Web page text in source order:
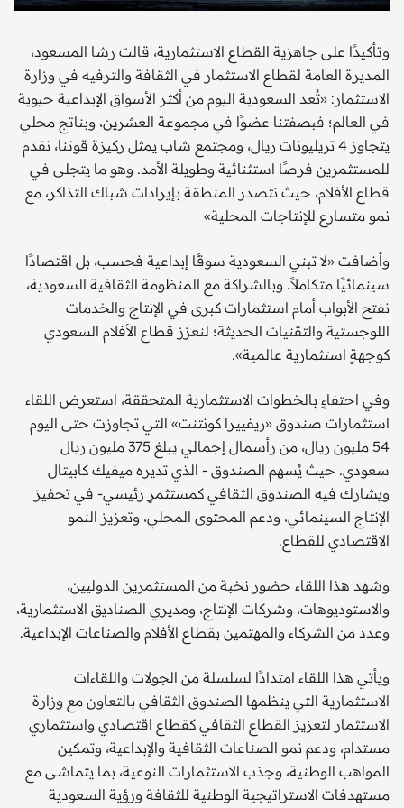
وتأكيدًا على جاهزية القطاع الاستثمارية، قالت رشا المسعود،
المديرة العامة لقطاع الاستثمار في الثقافة والترفيه في وزارة
الاستثمار: «تُعد السعودية اليوم من أكثر الأسواق الإبداعية حيوية
في العالم؛ فبصفتنا عضوًا في مجموعة العشرين، وبناتج محلي
يتجاوز 4 تريليونات ريال، ومجتمع شاب يمثل ركيزة قوتنا، نقدم
للمستثمرين فرصًا استثنائية وطويلة الأمد. وهو ما يتجلى في
قطاع الأفلام، حيث نتصدر المنطقة بإيرادات شباك التذاكر، مع
نمو متسارع للإنتاجات المحلية»
وأضافت «لا تبني السعودية سوقًا إبداعية فحسب، بل اقتصادًا
سينمائيًا متكاملاً. وبالشراكة مع المنظومة الثقافية السعودية،
نفتح الأبواب أمام استثمارات كبرى في الإنتاج والخدمات
اللوجستية والتقنيات الحديثة؛ لنعزز قطاع الأفلام السعودي
كوجهةٍ استثمارية عالمية».
وفي احتفاءٍ بالخطوات الاستثمارية المتحققة، استعرض اللقاء
استثمارات صندوق «ريفييرا كونتنت» التي تجاوزت حتى اليوم
54 مليون ريال، من رأسمال إجمالي يبلغ 375 مليون ريال
سعودي. حيث يُسهم الصندوق - الذي تديره ميفيك كابيتال
ويشارك فيه الصندوق الثقافي كمستثمرٍ رئيسي- في تحفيز
الإنتاج السينمائي، ودعم المحتوى المحلي، وتعزيز النمو
الاقتصادي للقطاع.
وشهد هذا اللقاء حضور نخبة من المستثمرين الدوليين،
والاستوديوهات، وشركات الإنتاج، ومديري الصناديق الاستثمارية،
وعدد من الشركاء والمهتمين بقطاع الأفلام والصناعات الإبداعية.
ويأتي هذا اللقاء امتدادًا لسلسلة من الجولات واللقاءات
الاستثمارية التي ينظمها الصندوق الثقافي بالتعاون مع وزارة
الاستثمار لتعزيز القطاع الثقافي كقطاع اقتصادي واستثماري
مستدام، ودعم نمو الصناعات الثقافية والإبداعية، وتمكين
المواهب الوطنية، وجذب الاستثمارات النوعية، بما يتماشى مع
مستهدفات الاستراتيجية الوطنية للثقافة ورؤية السعودية